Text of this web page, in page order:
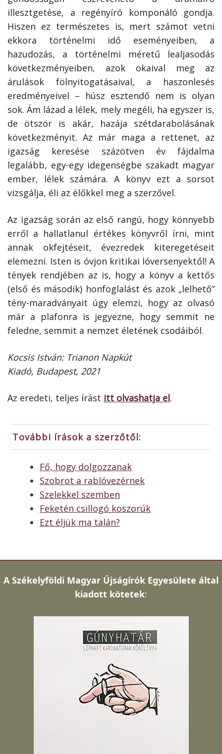
illesztgetése, a regényíró komponáló gondja.
Hiszen ez természetes is, mert számot vetni
ekkora történelmi idő eseményeiben, a
hazudozás, a történelmi méretű lealjasodás
következményeiben, azok okaival meg az
árulások fölnyitogatásaival, a haszonlesés
eredményeivel – húsz esztendő nem is olyan
sok. Ám lázad a lélek, mely megéli, ha egyszer is,
de ötször is akár, hazája szétdarabolásának
következményit. Az már maga a rettenet, az
igazság keresése százötven év fájdalma
legalább, egy-egy idegenségbe szakadt magyar
ember, lélek számára. A könyv ezt a sorsot
vizsgálja, éli az élőkkel meg a szerzővel.
Az igazság során az első rangú, hogy könnyebb
erről a hallatlanul értékes könyvről írni, mint
annak okfejtéseit, évezredek kiteregetéseit
elemezni. Isten is óvjon kritikai lóversenyektől! A
tények rendjében az is, hogy a könyv a kettős
(első és második) honfoglalást és azok „lelhető”
tény-maradványait úgy elemzi, hogy az olvasó
már a plafonra is jegyezne, hogy semmit ne
feledne, semmit a nemzet életének csodáiból.
Kocsis István: Trianon Napkút
Kiadó, Budapest, 2021
Az eredeti, teljes írást itt olvashatja el.
További írások a szerzőtől:
Fő, hogy dolgozzanak
Szobrot a rablóvezérnek
Szelekkel szemben
Feketén csillogó koszorúk
Ezt éljük ma talán?
A Székelyföldi Magyar Újságírók Egyesülete által
kiadott kötetek: